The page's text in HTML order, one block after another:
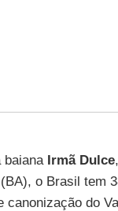
baiana Irmã Dulce
o Brasil tem
canonização do